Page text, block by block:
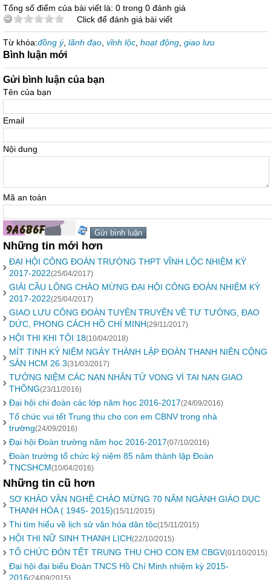
Tổng số điểm của bài viết là: 0 trong 0 đánh giá
Click để đánh giá bài viết
Từ khóa:đồng ý, lãnh đạo vĩnh lộc hoạt động giao lưu
Bình luận mới
Gửi bình luận của bạn
Tên của bạn
Email
Nội dung
Mã an toàn
Những tin mới hơn
ĐẠI HỘI CÔNG ĐOÀN TRƯỜNG THPT VĨNH LỘC NHIỆM KỲ
2017-2022(25/04/2017)
GIẢI CẦU LÔNG CHÀO MỪNG ĐẠI HỘI CÔNG ĐOÀN NHIỆM KỲ
2017-2022(25/04/2017)
GIAO LƯU CÔNG ĐOÀN TUYÊN TRUYỀN VỀ TƯ TƯỞNG, ĐẠO
DỨC, PHONG CÁCH HỒ CHÍ MINH(29/11/2017)
HỘI THI KHI TÔI 18(10/04/2018)
MÍT TINH KỶ NIỆM NGÀY THÀNH LẬP ĐOÀN THANH NIÊN CỘNG
SẢN HCM 26.3(31/03/2017)
TƯỞNG NIỆM CÁC NẠN NHÂN TỬ VONG VÌ TAI NẠN GIAO
THÔNG(23/11/2016)
Đại hội chi đoàn các lớp năm học 2016-2017(24/09/2016)
Tổ chức vui tết Trung thu cho con em CBNV trong nhà
trường(24/09/2016)
Đại hội Đoàn trường năm học 2016-2017(07/10/2016)
Đoàn trường tổ chức kỷ niệm 85 năm thành lập Đoàn
TNCSHCM(10/04/2016)
Những tin cũ hơn
SƠ KHẢO VĂN NGHỆ CHÀO MỪNG 70 NĂM NGÀNH GIÁO DỤC
THANH HÓA ( 1945- 2015)(15/11/2015)
Thi tìm hiểu về lịch sử văn hóa dân tộc(15/11/2015)
HỘI THI NỮ SINH THANH LỊCH(22/10/2015)
TỔ CHỨC ĐÓN TẾT TRUNG THU CHO CON EM CBGV(01/10/2015)
Đại hội đại biểu Đoàn TNCS Hồ Chí Minh nhiệm kỳ 2015-
2016(24/09/2015)